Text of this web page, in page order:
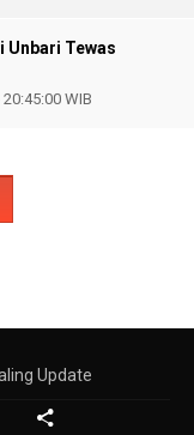
Unbari Tewas
WIB
Update